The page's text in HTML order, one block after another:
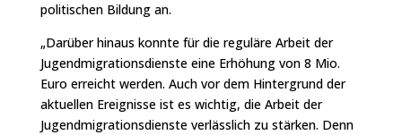
politischen Bildung an.
„Darüber hinaus konnte für die reguläre Arbeit der
Jugendmigrationsdienste eine Erhöhung von 8 Mio.
Euro erreicht werden. Auch vor dem Hintergrund der
aktuellen Ereignisse ist es wichtig, die Arbeit der
Jugendmigrationsdienste verlässlich zu stärken. Denn